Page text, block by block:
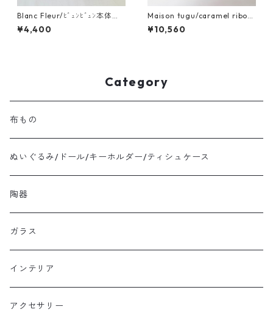
Blanc Fleur/ﾋﾞｭﾝﾋﾞｭﾝ本体
（大）
¥4,400
Maison tugu/caramel ribon
bag
¥10,560
Category
布もの
ぬいぐるみ/ドール/キーホルダー/ティシュケース
陶器
ガラス
インテリア
アクセサリー